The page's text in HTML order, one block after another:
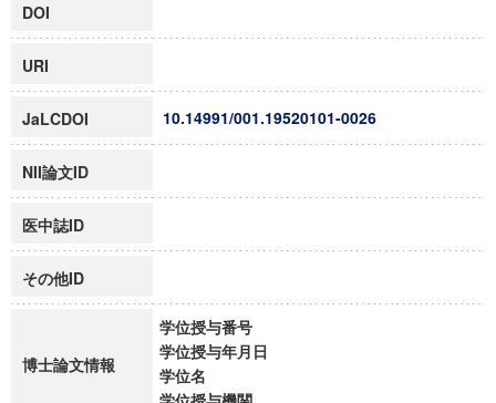
DOI
URI
JaLCDOI 10.14991/001.19520101-0026
NII論文ID
医中誌ID
その他ID
博士論文情報
学位授与番号
学位授与年月日
学位名